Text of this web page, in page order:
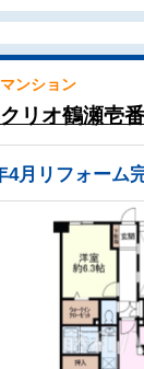
マンション
クリオ鶴瀬壱